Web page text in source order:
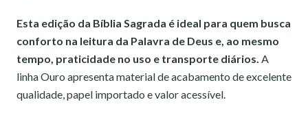
Esta edição da Bíblia Sagrada é ideal para quem busca
conforto na leitura da Palavra de Deus e, ao mesmo
tempo, praticidade no uso e transporte diários. A
linha Ouro apresenta material de acabamento de excelente
qualidade, papel importado e valor acessível.